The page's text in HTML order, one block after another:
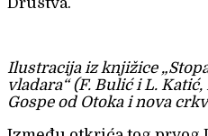
Ilustracija iz knjižice
vladara“ (F. Bulić i L.
Gospe od Otoka i nova